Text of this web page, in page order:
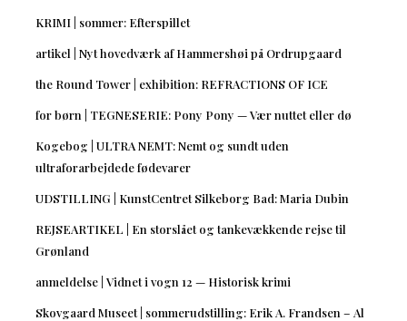
KRIMI | sommer: Efterspillet
artikel | Nyt hovedværk af Hammershøi på Ordrupgaard
the Round Tower | exhibition: REFRACTIONS OF ICE
for børn | TEGNESERIE: Pony Pony — Vær nuttet eller dø
Kogebog | ULTRA NEMT: Nemt og sundt uden
ultraforarbejdede fødevarer
UDSTILLING | KunstCentret Silkeborg Bad: Maria Dubin
REJSEARTIKEL | En storslået og tankevækkende rejse til
Grønland
anmeldelse | Vidnet i vogn 12 — Historisk krimi
Skovgaard Museet | sommerudstilling: Erik A. Frandsen – Al